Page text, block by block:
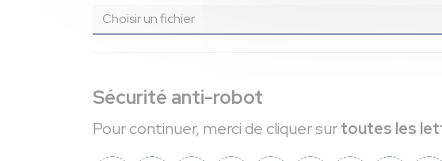
Choisir un fichier
Sécurité anti-robot
Pour continuer, merci de cliquer surtoutes les